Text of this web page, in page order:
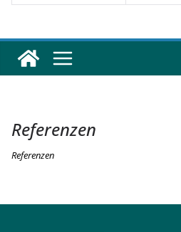
Referenzen
Referenzen